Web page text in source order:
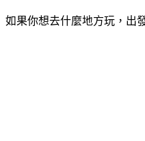
如果你想去什麼地方玩，出